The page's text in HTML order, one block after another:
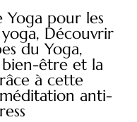
Yoga pour les
Découvrir
du Yoga,
être et la
à cette
anti-